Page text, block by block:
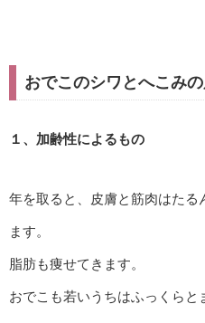
おでこのシワとへこみの
１、加齢性によるもの
年を取ると、皮膚と筋肉はたる
ます。
脂肪も痩せてきます。
おでこも若いうちはふっくら